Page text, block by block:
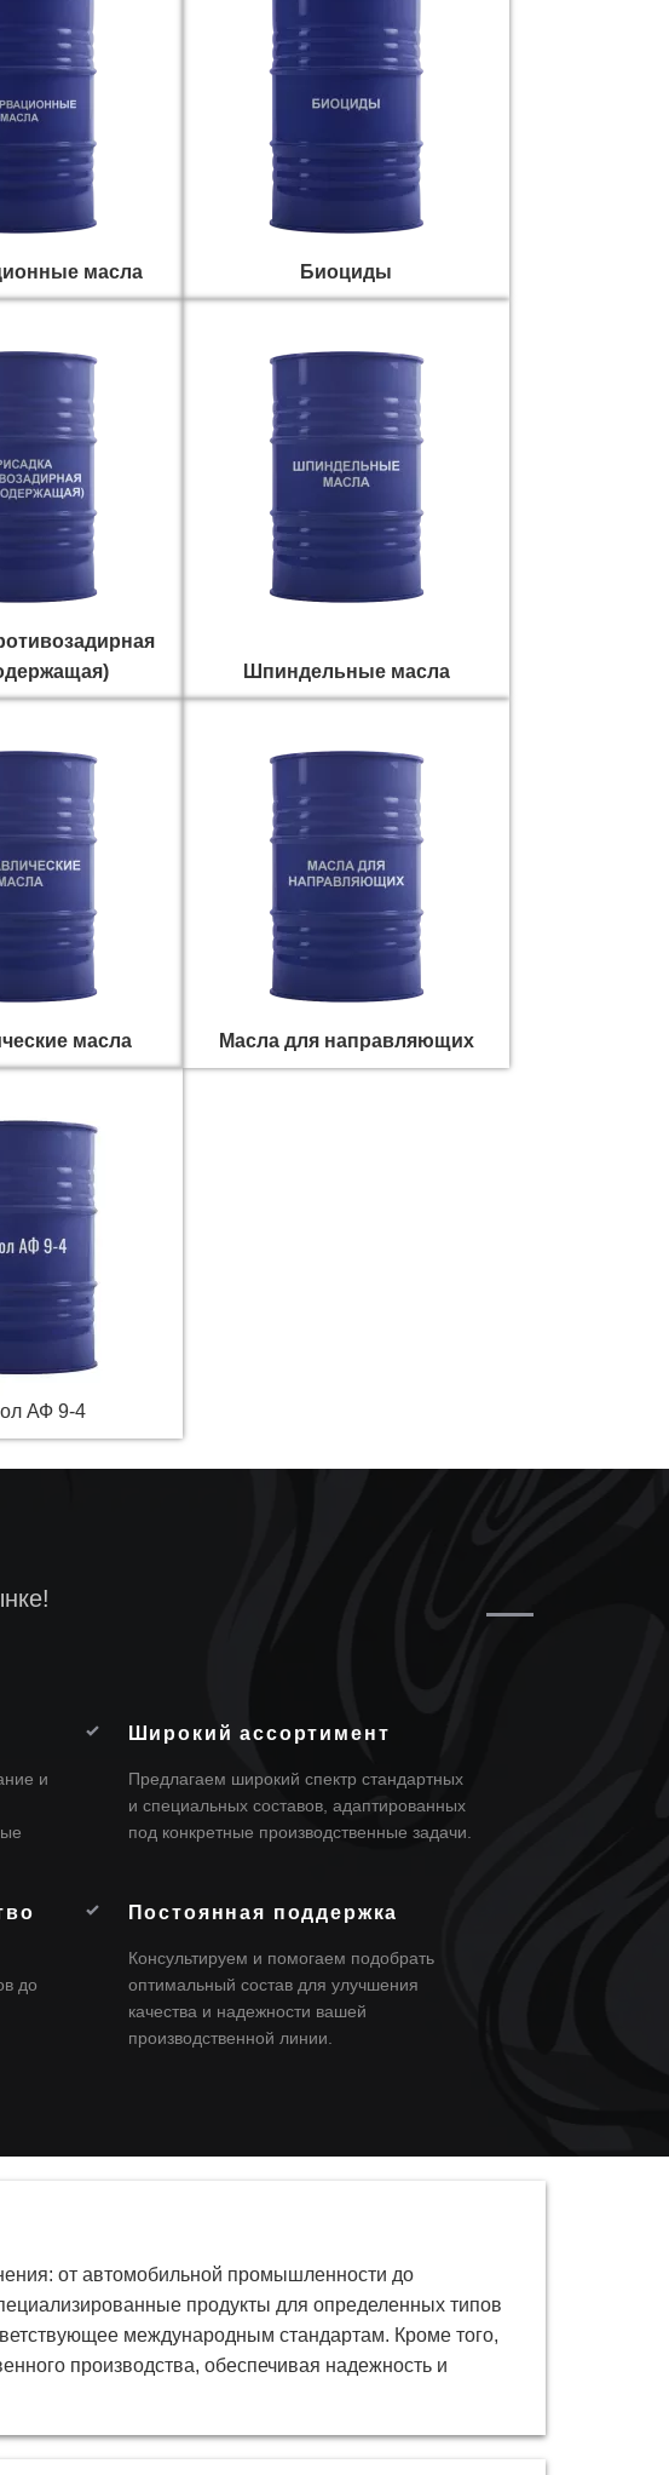
масла Биоциды
Шпиндельные масла
масла Масла для направляющих
АФ 9-4
и
Широкий ассортимент
Предлагаем широкий спектр стандартных
и специальных составов, адаптированных
под конкретные производственные задачи.
до
Постоянная поддержка
Консультируем и помогаем подобрать
оптимальный состав для улучшения
качества и надежности вашей
производственной линии.
от автомобильной промышленности до
продукты для определенных типов
международным стандартам. Кроме того,
производства, обеспечивая надежность и